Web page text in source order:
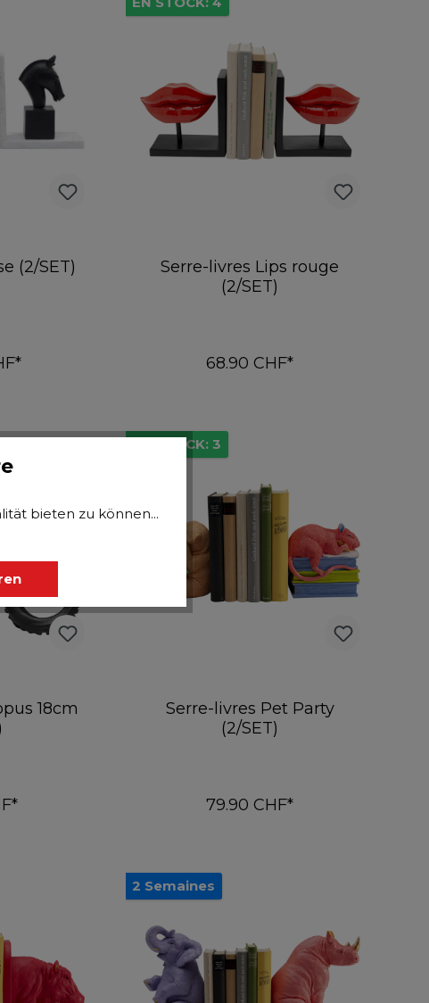
(2/SET)
Serre-livres Lips rouge
(2/SET)
68.90 CHF*
18cm
EN STOCK: 3
Serre-livres Pet Party
(2/SET)
79.90 CHF*
2 Semaines
bieten zu können...